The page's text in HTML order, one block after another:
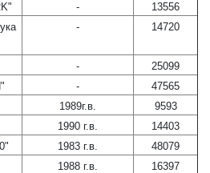
-
13556
- 14720
-
25099
-
47565
1989г.в.
9593
1990 г.в.
14403
1983 г.в.
48079
1988 г.в.
16397